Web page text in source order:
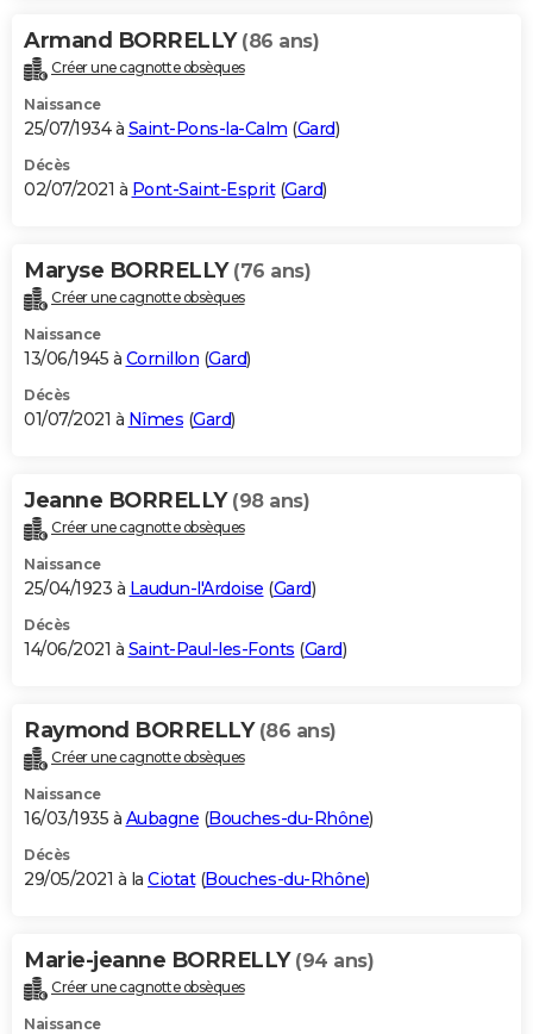
Armand BORRELLY (86 ans)
Créer une cagnotte obsèques
Naissance
25/07/1934 à Saint-Pons-la-Calm (Gard)
Décès
02/07/2021 à Pont-Saint-Esprit(Gard)
Maryse BORRELLY (76 ans)
Créer une cagnotte obsèques
Naissance
13/06/1945 à Cornillon (Gard)
Décès
01/07/2021 à Nîmes (Gard)
Jeanne BORRELLY (98 ans)
Créer une cagnotte obsèques
Naissance
25/04/1923 à Laudun-l'Ardoise (Gard)
Décès
14/06/2021 à Saint-Paul-les-Fonts (Gard)
Raymond BORRELLY (86 ans)
Créer une cagnotte obsèques
Naissance
16/03/1935 à Aubagne (Bouches-du-Rhône)
Décès
29/05/2021 à la Ciotat(Bouches-du-Rhône)
Marie-jeanne BORRELLY (94 ans)
Créer une cagnotte obsèques
Naissance